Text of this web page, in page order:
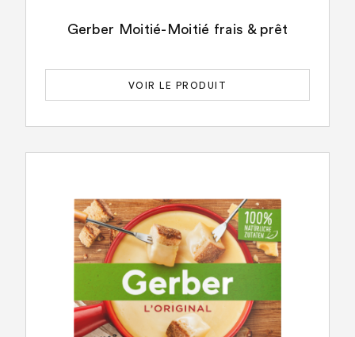
Gerber Moitié-Moitié frais & prêt
VOIR LE PRODUIT